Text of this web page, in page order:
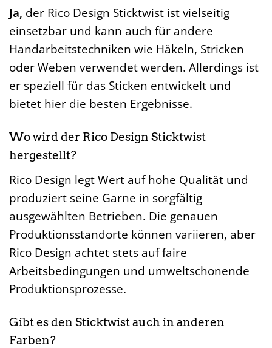
Ja, der Rico Design Sticktwist ist vielseitig
einsetzbar und kann auch für andere
Handarbeitstechniken wie Häkeln, Stricken
oder Weben verwendet werden. Allerdings ist
er speziell für das Sticken entwickelt und
bietet hier die besten Ergebnisse.
Wo wird der Rico Design Sticktwist
hergestellt?
Rico Design legt Wert auf hohe Qualität und
produziert seine Garne in sorgfältig
ausgewählten Betrieben. Die genauen
Produktionsstandorte können variieren, aber
Rico Design achtet stets auf faire
Arbeitsbedingungen und umweltschonende
Produktionsprozesse.
Gibt es den Sticktwist auch in anderen
Farben?